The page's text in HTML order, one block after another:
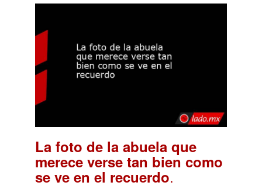
La foto de la abuela que
merece verse tan bien como
se ve en el recuerdo.